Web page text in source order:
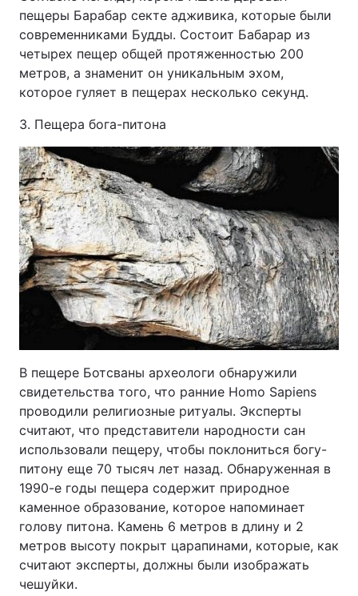
пещеры Барабар секте адживика, которые были
современниками Будды. Состоит Бабарар из
четырех пещер общей протяженностью 200
метров, а знаменит он уникальным эхом,
которое гуляет в пещерах несколько секунд.
3. Пещера бога-питона
В пещере Ботсваны археологи обнаружили
свидетельства того, что ранние Homo Sapiens
проводили религиозные ритуалы. Эксперты
считают, что представители народности сан
использовали пещеру, чтобы поклониться богу-
питону еще 70 тысяч лет назад. Обнаруженная в
1990-е годы пещера содержит природное
каменное образование, которое напоминает
голову питона. Камень 6 метров в длину и 2
метров высоту покрыт царапинами, которые, как
считают эксперты, должны были изображать
чешуйки.